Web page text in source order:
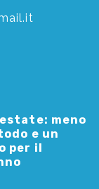
meno
e un
per il